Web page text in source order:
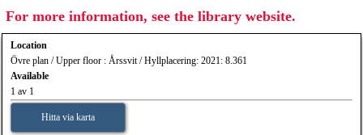
For more information, see the library website.
Location
Övre plan / Upper floor : Årssvit / Hyllplacering: 2021: 8.361
Available
1 av 1
Hitta via karta